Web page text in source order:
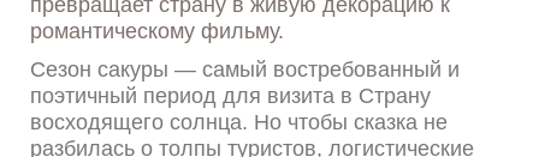
превращает страну в живую декорацию к
романтическому фильму.
Сезон сакуры — самый востребованный и
поэтичный период для визита в Страну
восходящего солнца. Но чтобы сказка не
разбилась о толпы туристов, логистические